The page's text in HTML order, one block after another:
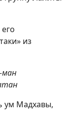
из
ман
ум Мадхавы,